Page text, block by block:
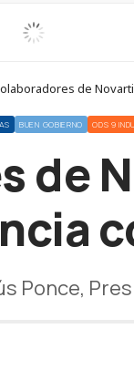
de
BUEN GOBIERNO ODS 9
de
Ponce,